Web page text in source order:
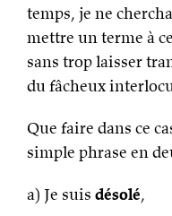
temps, je ne
mettre un terme à
sans trop laisser
du fâcheux
Que faire dans ce
simple phrase en
a) Je suis désolé,